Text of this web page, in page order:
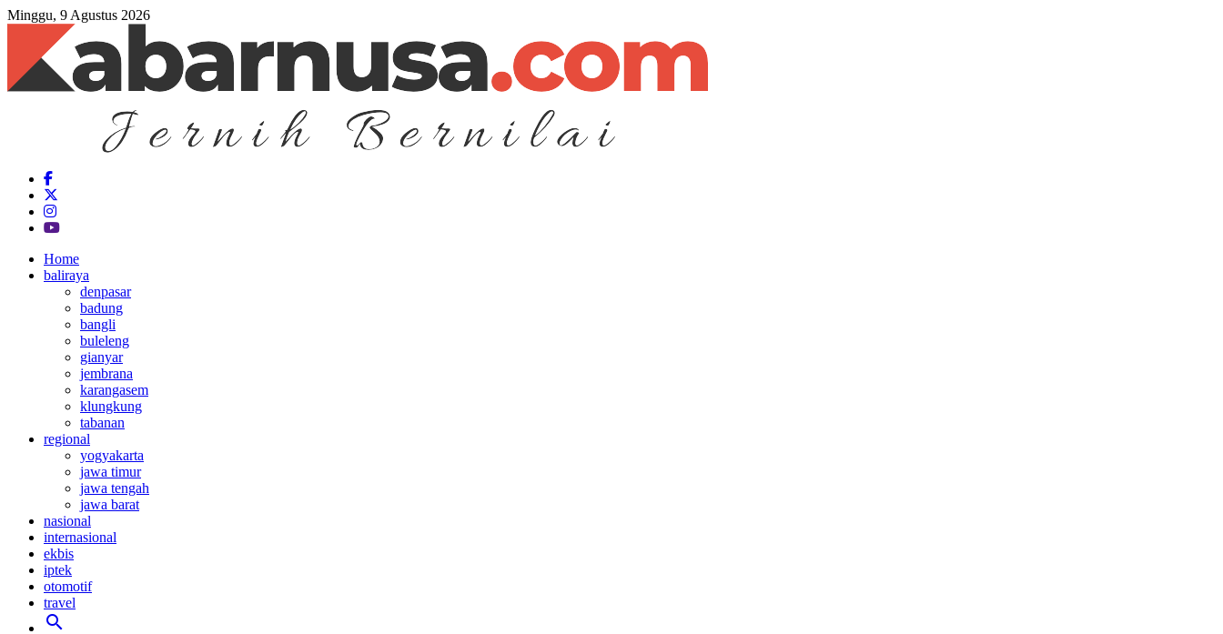
Minggu, 9 Agustus 2026
Home
baliraya
denpasar
badung
bangli
buleleng
gianyar
jembrana
karangasem
klungkung
tabanan
regional
yogyakarta
jawa timur
jawa tengah
jawa barat
nasional
internasional
ekbis
iptek
otomotif
travel
search